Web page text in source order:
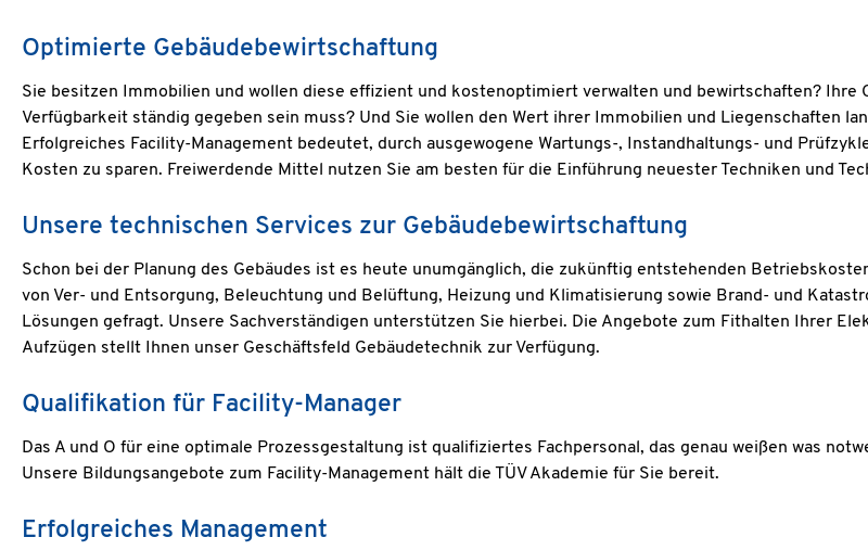
Optimierte Gebäudebewirtschaftung
Sie besitzen Immobilien und wollen diese effizient und kostenoptimiert verwalten und bewirtschaften?
Verfügbarkeit ständig gegeben sein muss? Und Sie wollen den Wert ihrer Immobilien und Liegenschaften
Erfolgreiches Facility-Management bedeutet, durch ausgewogene Wartungs-, Instandhaltungs- und
Kosten zu sparen. Freiwerdende Mittel nutzen Sie am besten für die Einführung neuester Techniken und
Unsere technischen Services zur Gebäudebewirtschaftung
Schon bei der Planung des Gebäudes ist es heute unumgänglich, die zukünftig entstehenden
von Ver- und Entsorgung, Beleuchtung und Belüftung, Heizung und Klimatisierung sowie Brand- und
Lösungen gefragt. Unsere Sachverständigen unterstützen Sie hierbei. Die Angebote zum Fithalten Ihrer
Aufzügen stellt Ihnen unser Geschäftsfeld Gebäudetechnik zur Verfügung.
Qualifikation für Facility-Manager
Das A und O für eine optimale Prozessgestaltung ist qualifiziertes Fachpersonal, das genau weißen was
Unsere Bildungsangebote zum Facility-Management hält die TÜV Akademie für Sie bereit.
Erfolgreiches Management